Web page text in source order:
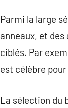
Parmi la large
anneaux, et
ciblés. Par
est célèbre
La sélection du